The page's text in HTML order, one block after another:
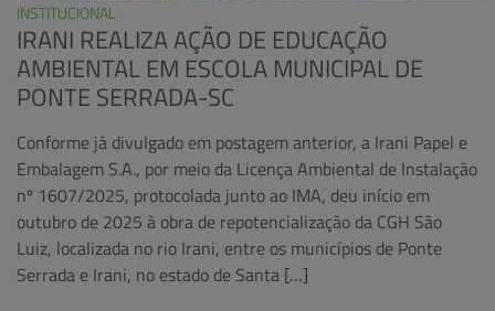
INSTITUCIONAL
IRANI REALIZA AÇÃO DE EDUCAÇÃO
AMBIENTAL EM ESCOLA MUNICIPAL DE
PONTE SERRADA-SC
Conforme já divulgado em postagem anterior, a Irani Papel e
Embalagem S.A., por meio da Licença Ambiental de Instalação
nº 1607/2025, protocolada junto ao IMA, deu início em
outubro de 2025 à obra de repotencialização da CGH São
Luiz, localizada no rio Irani, entre os municípios de Ponte
Serrada e Irani, no estado de Santa […]